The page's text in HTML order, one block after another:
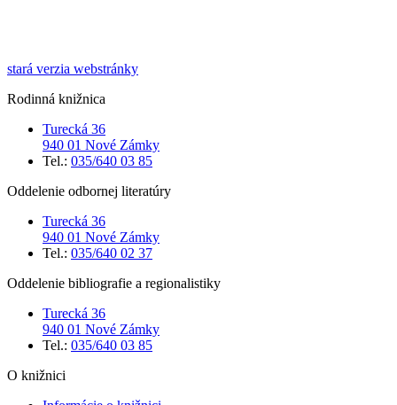
stará verzia webstránky
Rodinná knižnica
Turecká 36
940 01 Nové Zámky
Tel.: 035/640 03 85
Oddelenie odbornej literatúry
Turecká 36
940 01 Nové Zámky
Tel.: 035/640 02 37
Oddelenie bibliografie a regionalistiky
Turecká 36
940 01 Nové Zámky
Tel.: 035/640 03 85
O knižnici